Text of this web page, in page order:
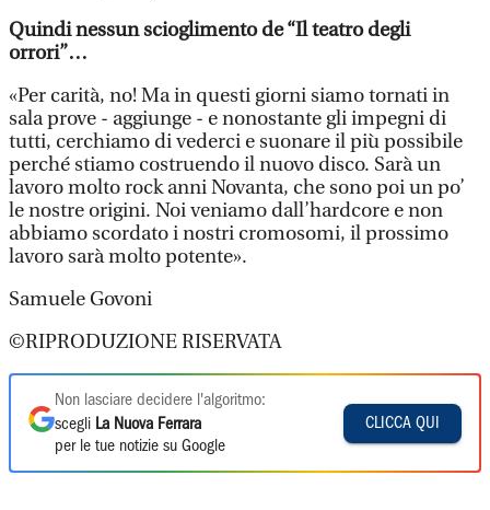
Quindi nessun scioglimento de “Il teatro degli
orrori”…
«Per carità, no! Ma in questi giorni siamo tornati in
sala prove - aggiunge - e nonostante gli impegni di
tutti, cerchiamo di vederci e suonare il più possibile
perché stiamo costruendo il nuovo disco. Sarà un
lavoro molto rock anni Novanta, che sono poi un po’
le nostre origini. Noi veniamo dall’hardcore e non
abbiamo scordato i nostri cromosomi, il prossimo
lavoro sarà molto potente».
Samuele Govoni
©RIPRODUZIONE RISERVATA
Non lasciare decidere l'algoritmo:
scegli La Nuova Ferrara
per le tue notizie su Google
CLICCA QUI